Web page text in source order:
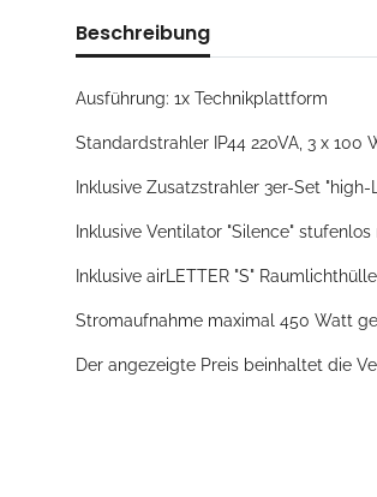
Beschreibung
Ausführung: 1x Technikplattform
Standardstrahler IP44 220VA, 3 x 100
Inklusive Zusatzstrahler 3er-Set "high-
Inklusive Ventilator "Silence"
Inklusive airLETTER "S"
Stromaufnahme maximal 450 Watt
Der angezeigte Preis beinhaltet die